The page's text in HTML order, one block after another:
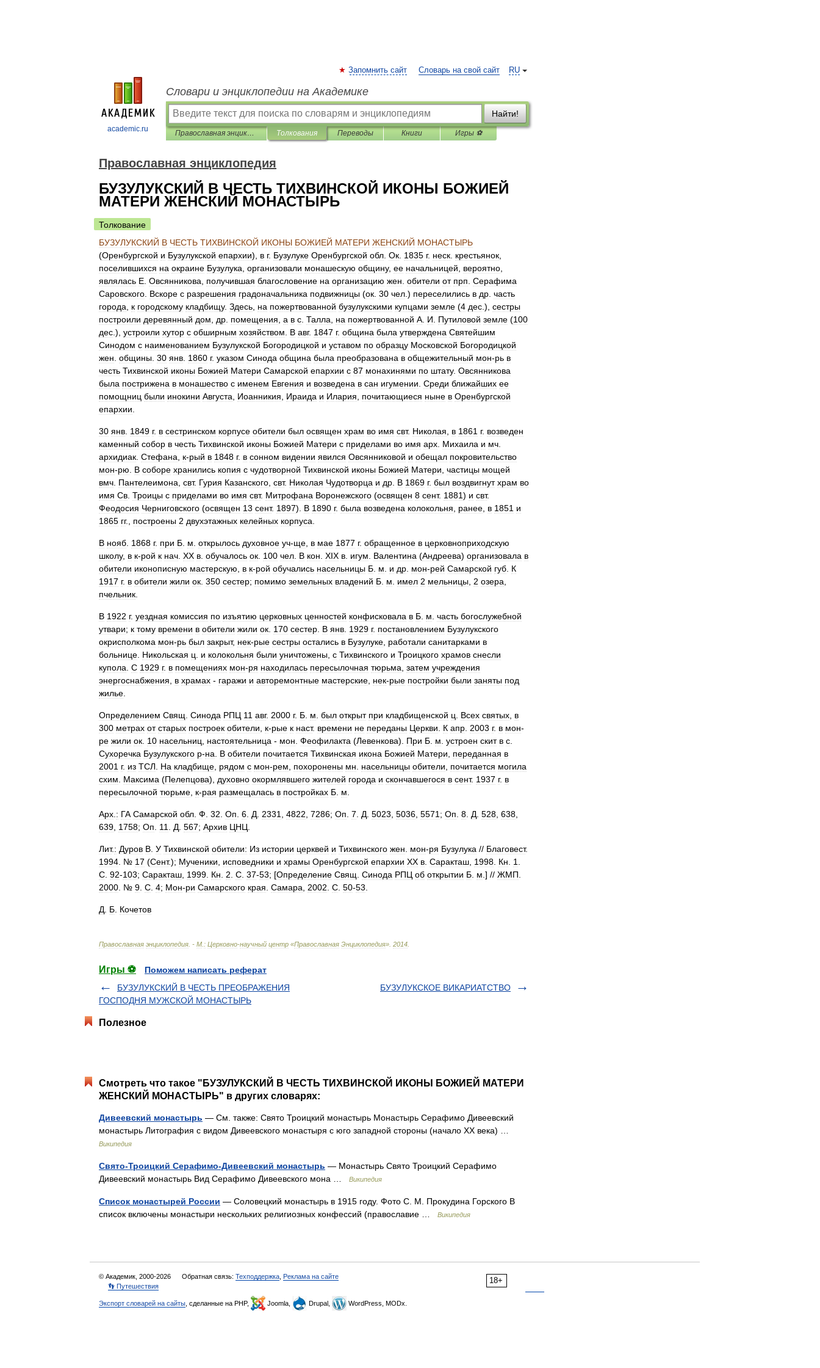
academic.ru
RU
Запомнить сайт Словарь на свой сайт
Словари и энциклопедии на Академике
Найти!
Православная энциклопедия Толкования Переводы Книги Игры ⚽
Православная энциклопедия
БУЗУЛУКСКИЙ В ЧЕСТЬ ТИХВИНСКОЙ ИКОНЫ БОЖИЕЙ
МАТЕРИ ЖЕНСКИЙ МОНАСТЫРЬ
Толкование
БУЗУЛУКСКИЙ В ЧЕСТЬ ТИХВИНСКОЙ ИКОНЫ БОЖИЕЙ МАТЕРИ ЖЕНСКИЙ МОНАСТЫРЬ
(Оренбургской и Бузулукской епархии), в г. Бузулуке Оренбургской обл Ок 1835 г. неск крестьянок
поселившихся на окраине Бузулука организовали монашескую общину, ее начальницей вероятно
являлась Е Овсянникова получившая благословение на организацию жен обители от прп Серафима
Саровского Вскоре с разрешения градоначальника подвижницы (ок 30 чел .) переселились в др часть
города
к городскому кладбищу. Здесь на пожертвованной бузулукскими купцами земле (4 дес .), сестры
построили деревянный дом др помещения а в с Талла на пожертвованной А И Путиловой земле (100
дес .), устроили хутор с обширным хозяйством В авг. 1847 г. община была утверждена Святейшим
Синодом с наименованием Бузулукской Богородицкой и уставом по образцу Московской Богородицкой
жен общины 30 янв 1860 г. указом Синода община была преобразована в общежительный мон-рь в
честь Тихвинской иконы Божией Матери Самарской епархии с 87 монахинями по штату. Овсянникова
была пострижена в монашество с именем Евгения и возведена в сан игумении Среди ближайших ее
помощниц были инокини Августа Иоанникия Ираида и Илария почитающиеся ныне в Оренбургской
епархии
30 янв 1849 г. в сестринском корпусе обители был освящен храм во имя свт. Николая в 1861 г. возведен
каменный собор в честь Тихвинской иконы Божией Матери с приделами во имя арх Михаила и мч
архидиак Стефана к-рый в 1848 г. в сонном видении явился Овсянниковой и обещал покровительство
мон-рю В соборе хранились копия с чудотворной Тихвинской иконы Божией Матери частицы мощей
вмч Пантелеимона свт. Гурия Казанского свт. Николая Чудотворца и др В 1869 г. был воздвигнут храм во
имя Св Троицы с приделами во имя свт. Митрофана Воронежского (освящен 8 сент. 1881) и свт.
Феодосия Черниговского (освящен 13 сент. 1897). В 1890 г. была возведена колокольня ранее в 1851 и
1865 гг., построены 2 двухэтажных келейных корпуса
В нояб 1868 г. при Б м открылось духовное уч-ще в мае 1877 г. обращенное в церковноприходскую
школу, в к-рой к нач XX в обучалось ок 100 чел В кон XIX в игум Валентина (Андреева) организовала в
обители иконописную мастерскую в к-рой обучались насельницы Б м и др мон-рей Самарской губ К
1917 г. в обители жили ок 350 сестер; помимо земельных владений Б м имел 2 мельницы 2 озера
пчельник
В 1922 г. уездная комиссия по изъятию церковных ценностей конфисковала в Б м часть богослужебной
утвари; к тому времени в обители жили ок 170 сестер В янв 1929 г. постановлением Бузулукского
окрисполкома мон-рь был закрыт, нек-рые сестры остались в Бузулуке работали санитарками в
больнице Никольская ц и колокольня были уничтожены с Тихвинского и Троицкого храмов снесли
купола С 1929 г. в помещениях мон-ря находилась пересылочная тюрьма затем учреждения
энергоснабжения
в храмах - гаражи и авторемонтные мастерские нек-рые постройки были заняты под
жилье
Определением Свящ Синода РПЦ 11 авг. 2000 г. Б м был открыт при кладбищенской ц Всех святых в
300 метрах от старых построек обители к-рые к наст. времени не переданы Церкви К апр 2003 г. в мон-
ре жили ок 10 насельниц настоятельница - мон Феофилакта (Левенкова). При Б м устроен скит в с
Сухоречка Бузулукского р-на В обители почитается Тихвинская икона Божией Матери переданная в
2001 г. из ТСЛ На кладбище рядом с мон-рем похоронены мн насельницы обители почитается могила
схим
Максима (Пелепцова), духовно окормлявшего жителей города и скончавшегося в сент. 1937 г. в
пересылочной тюрьме к-рая размещалась в постройках Б м
Арх : ГА Самарской обл Ф 32 Оп 6 Д 2331 4822 7286; Оп 7 Д 5023 5036 5571 ; Оп 8 Д 528 638
639 1758; Оп 11 Д 567; Архив ЦНЦ
Лит.: Дуров В У Тихвинской обители: Из истории церквей и Тихвинского жен мон-ря Бузулука // Благовест.
1994 . № 17 (Сент.); Мученики исповедники и храмы Оренбургской епархии XX в Саракташ 1998 Кн 1
С 92-103; Саракташ 1999 Кн 2 С 37-53; [Определение Свящ Синода РПЦ об открытии Б м .] // ЖМП
2000 . № 9 С 4; Мон-ри Самарского края Самара 2002 С 50-53
Д Б Кочетов
Православная энциклопедия . - М : Церковно-научный центр «Православная Энциклопедия» 2014
Игры ⚽
Поможем написать реферат
БУЗУЛУКСКИЙ В ЧЕСТЬ ПРЕОБРАЖЕНИЯ
ГОСПОДНЯ МУЖСКОЙ МОНАСТЫРЬ
БУЗУЛУКСКОЕ ВИКАРИАТСТВО
Полезное
Смотреть что такое "БУЗУЛУКСКИЙ В ЧЕСТЬ ТИХВИНСКОЙ ИКОНЫ БОЖИЕЙ МАТЕРИ
ЖЕНСКИЙ МОНАСТЫРЬ" в других словарях:
Дивеевский монастырь — См. также: Свято Троицкий монастырь Монастырь Серафимо Дивеевский
монастырь Литография с видом Дивеевского монастыря с юго западной стороны (начало XX века) …
Википедия
Свято-Троицкий Серафимо-Дивеевский монастырь — Монастырь Свято Троицкий Серафимо
Дивеевский монастырь Вид Серафимо Дивеевского мона …
Википедия
Список монастырей России — Соловецкий монастырь в 1915 году. Фото С. М. Прокудина Горского В
список включены монастыри нескольких религиозных конфессий (православие …
Википедия
18+
© Академик, 2000-2026 Обратная связь: Техподдержка Реклама на сайте
👣 Путешествия
Экспорт словарей на сайты , сделанные на PHP, Joomla, Drupal, WordPress, MODx.